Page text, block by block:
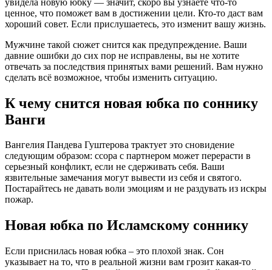
ценное, что поможет вам в достижении цели. Кто-то даст вам
хороший совет. Если прислушаетесь, это изменит вашу жизнь.
Мужчине такой сюжет снится как предупреждение. Ваши
давние ошибки до сих пор не исправлены, вы не хотите
отвечать за последствия принятых вами решений. Вам нужно
сделать всё возможное, чтобы изменить ситуацию.
К чему снится новая юбка по соннику
Ванги
Вангелия Пaндева Гуштерова трактует это сновидение
следующим образом: ссора с партнером может перерасти в
серьезный конфликт, если не сдерживать себя. Ваши
язвительные замечания могут вывести из себя и святого.
Постарайтесь не давать воли эмоциям и не раздувать из искры
пожар.
Новая юбка по Исламскому соннику
Если приснилась новая юбка – это плохой знак. Сон
указывает на то, что в реальной жизни вам грозит какая-то